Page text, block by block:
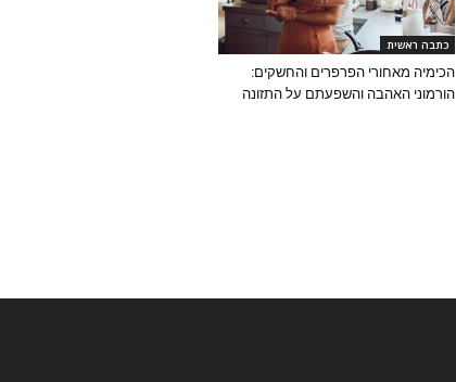
כתבה ראשית
הכימיה מאחורי הפרפרים והחשקים:
הורמוני האהבה והשפעתם על התזונה